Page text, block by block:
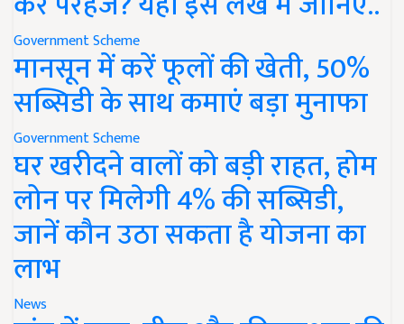
Government Scheme
मानसून में करें फूलों की खेती, 50%
सब्सिडी के साथ कमाएं बड़ा मुनाफा
Government Scheme
घर खरीदने वालों को बड़ी राहत, होम
लोन पर मिलेगी 4% की सब्सिडी,
जानें कौन उठा सकता है योजना का
लाभ
News